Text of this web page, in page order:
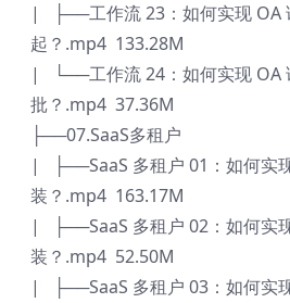
| ├──工作流 23：如何实现 OA
起？.mp4 133.28M
| └──工作流 24：如何实现 OA
批？.mp4 37.36M
├──07.SaaS多租户
| ├──SaaS 多租户 01：如何实
装？.mp4 163.17M
| ├──SaaS 多租户 02：如何实
装？.mp4 52.50M
| ├──SaaS 多租户 03：如何实